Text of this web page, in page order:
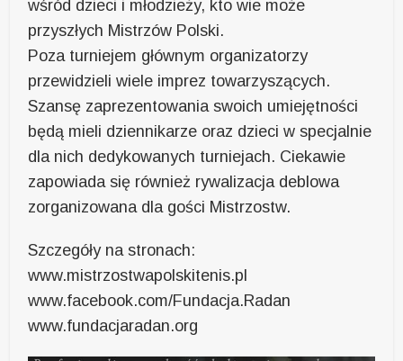
wśród dzieci i młodzieży, kto wie może
przyszłych Mistrzów Polski.
Poza turniejem głównym organizatorzy
przewidzieli wiele imprez towarzyszących.
Szansę zaprezentowania swoich umiejętności
będą mieli dziennikarze oraz dzieci w specjalnie
dla nich dedykowanych turniejach. Ciekawie
zapowiada się również rywalizacja deblowa
zorganizowana dla gości Mistrzostw.
Szczegóły na stronach:
www.mistrzostwapolskitenis.pl
www.facebook.com/Fundacja.Radan
www.fundacjaradan.org